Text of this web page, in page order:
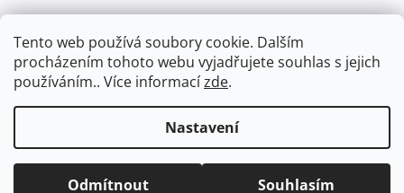
Tento web používá soubory cookie. Dalším
procházením tohoto webu vyjadřujete souhlas s jejich
používáním.. Více informacízde.
Nastavení
Odmítnout Souhlasím
Copyright 2026Gimel.cz. Všechna práva vyhrazena.Upravit